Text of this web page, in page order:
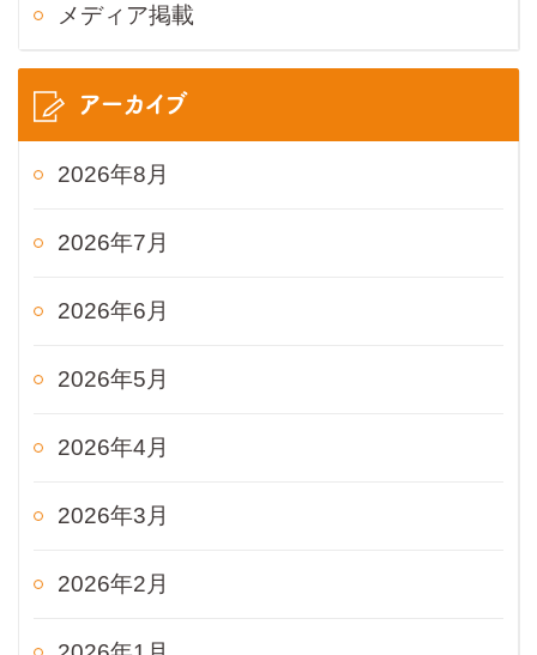
メディア掲載
アーカイブ
2026年8月
2026年7月
2026年6月
2026年5月
2026年4月
2026年3月
2026年2月